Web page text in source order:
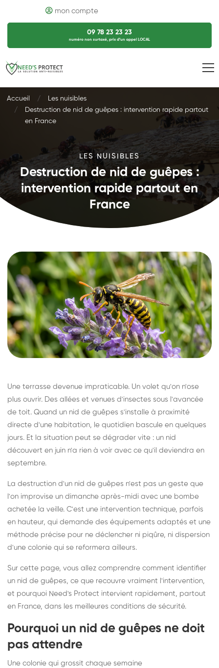
mon compte
09 78 23 23 23
numéro non surtaxé, prix d’un appel LOCAL
Accueil
Les nuisibles
Destruction de nid de guêpes : intervention rapide partout
en France
LES NUISIBLES
Destruction de nid de guêpes :
intervention rapide partout en
France
Une terrasse devenue impraticable. Un volet qu'on n'ose
plus ouvrir. Des allées et venues d'insectes sous l'avancée
de toit. Quand un nid de guêpes s'installe à proximité
directe d'une habitation, le quotidien bascule en quelques
jours. Et la situation peut se dégrader vite : un nid
découvert en juin n'a rien à voir avec ce qu'il deviendra en
septembre.
La destruction d'un nid de guêpes n'est pas un geste que
l'on improvise un dimanche après-midi avec une bombe
achetée la veille. C'est une intervention technique, parfois
en hauteur, qui demande des équipements adaptés et une
méthode précise pour ne déclencher ni piqûre, ni dispersion
d'une colonie qui se reformera ailleurs.
Sur cette page, vous allez comprendre comment identifier
un nid de guêpes, ce que recouvre vraiment l'intervention,
et pourquoi Need's Protect intervient rapidement, partout
en France, dans les meilleures conditions de sécurité.
Pourquoi un nid de guêpes ne doit
pas attendre
Une colonie qui grossit chaque semaine